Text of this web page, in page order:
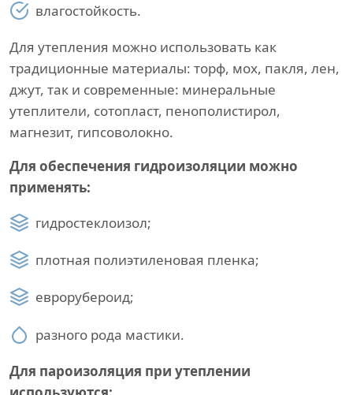
влагостойкость.
Для утепления можно использовать как
традиционные материалы: торф, мох, пакля, лен,
джут, так и современные: минеральные
утеплители, сотопласт, пенополистирол,
магнезит, гипсоволокно.
Для обеспечения гидроизоляции можно
применять:
гидростеклоизол;
плотная полиэтиленовая пленка;
еврорубероид;
разного рода мастики.
Для пароизоляция при утеплении